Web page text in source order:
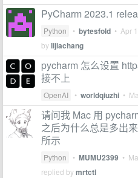
PyCharm 2023.1
Python • bytesfold • Apr
bylijiachang
pycharm 怎么设置
接不上
OpenAI • worldqiuzhi •
请问我 Mac 用
之后为什么总是多出
所示
Python • MUMU2399 •
replied bymrtctl